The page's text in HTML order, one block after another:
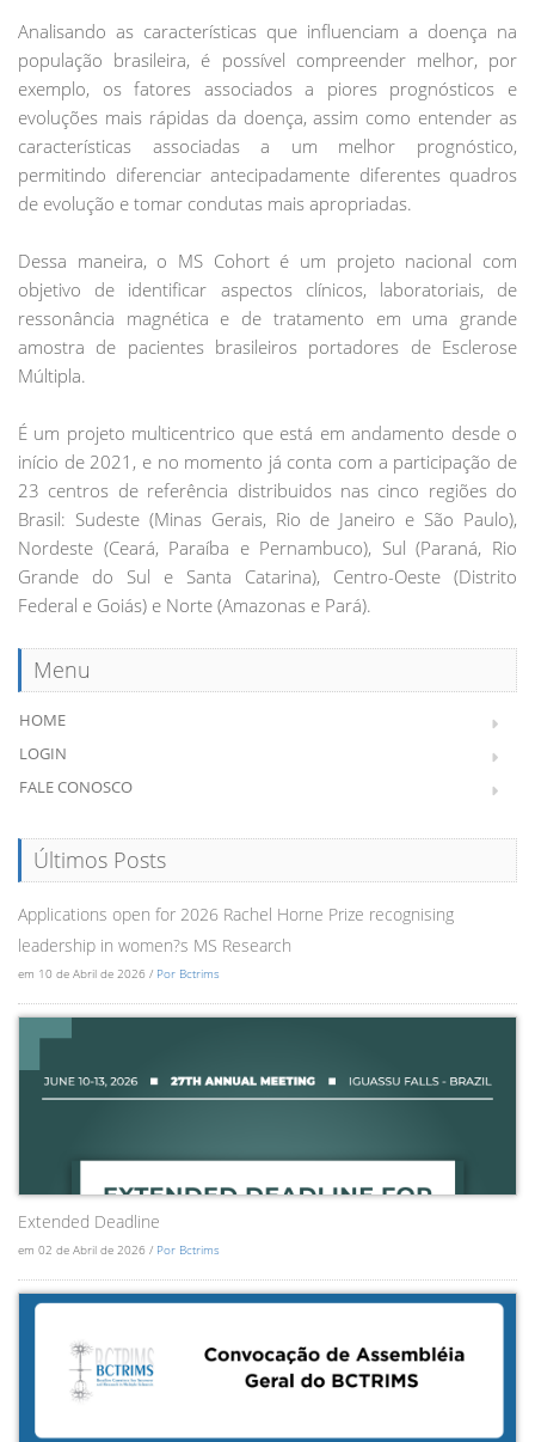
Analisando as características que influenciam a doença na
população brasileira, é possível compreender melhor, por
exemplo, os fatores associados a piores prognósticos e
evoluções mais rápidas da doença, assim como entender as
características associadas a um melhor prognóstico,
permitindo diferenciar antecipadamente diferentes quadros
de evolução e tomar condutas mais apropriadas.
Dessa maneira, o MS Cohort é um projeto nacional com
objetivo de identificar aspectos clínicos, laboratoriais, de
ressonância magnética e de tratamento em uma grande
amostra de pacientes brasileiros portadores de Esclerose
Múltipla.
É um projeto multicentrico que está em andamento desde o
início de 2021, e no momento já conta com a participação de
23 centros de referência distribuidos nas cinco regiões do
Brasil: Sudeste (Minas Gerais, Rio de Janeiro e São Paulo),
Nordeste (Ceará, Paraíba e Pernambuco), Sul (Paraná, Rio
Grande do Sul e Santa Catarina), Centro-Oeste (Distrito
Federal e Goiás) e Norte (Amazonas e Pará).
Menu
HOME
LOGIN
FALE CONOSCO
Últimos Posts
Applications open for 2026 Rachel Horne Prize recognising
leadership in women?s MS Research
em 10 de Abril de 2026 / Por Bctrims
Extended Deadline
em 02 de Abril de 2026 / Por Bctrims